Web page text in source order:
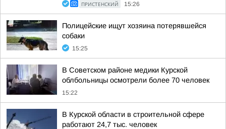
ПРИСТЕНСКИЙ 15:26
Полицейские ищут хозяина потерявшейся
собаки
15:25
В Советском районе медики Курской
облбольницы осмотрели более 70 человек
15:22
В Курской области в строительной сфере
работают 24,7 тыс. человек